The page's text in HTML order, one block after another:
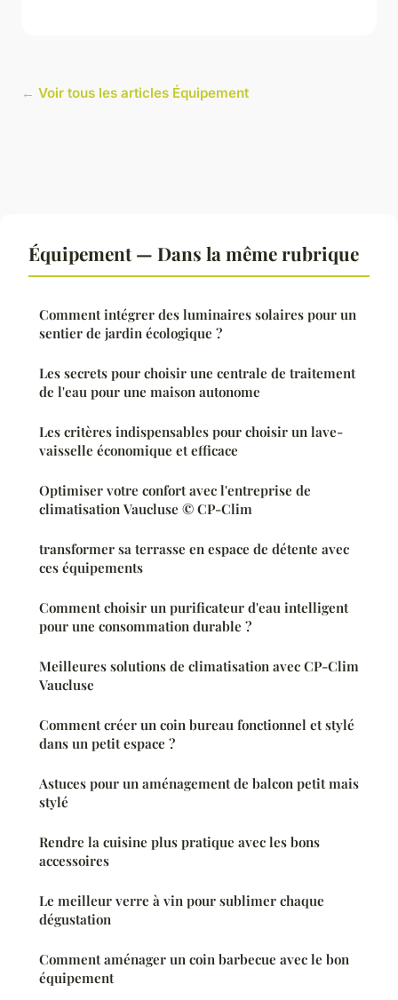
← Voir tous les articles Équipement
Équipement — Dans la même rubrique
Comment intégrer des luminaires solaires pour un
sentier de jardin écologique ?
Les secrets pour choisir une centrale de traitement
de l'eau pour une maison autonome
Les critères indispensables pour choisir un lave-
vaisselle économique et efficace
Optimiser votre confort avec l'entreprise de
climatisation Vaucluse © CP-Clim
transformer sa terrasse en espace de détente avec
ces équipements
Comment choisir un purificateur d'eau intelligent
pour une consommation durable ?
Meilleures solutions de climatisation avec CP-Clim
Vaucluse
Comment créer un coin bureau fonctionnel et stylé
dans un petit espace ?
Astuces pour un aménagement de balcon petit mais
stylé
Rendre la cuisine plus pratique avec les bons
accessoires
Le meilleur verre à vin pour sublimer chaque
dégustation
Comment aménager un coin barbecue avec le bon
équipement